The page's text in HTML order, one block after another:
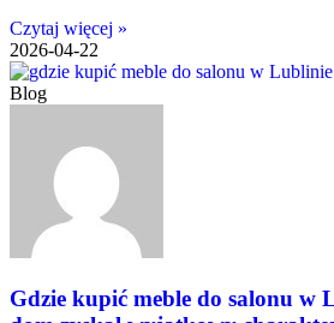
Czytaj więcej »
2026-04-22
Blog
Gdzie kupić meble do salonu w